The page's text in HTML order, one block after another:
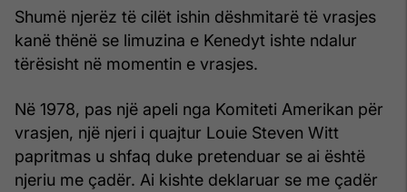
Shumë njerëz të cilët ishin dëshmitarë të vrasjes
kanë thënë se limuzina e Kenedyt ishte ndalur
tërësisht në momentin e vrasjes.
Në 1978, pas një apeli nga Komiteti Amerikan për
vrasjen, një njeri i quajtur Louie Steven Witt
papritmas u shfaq duke pretenduar se ai është
njeriu me çadër. Ai kishte deklaruar se me çadër